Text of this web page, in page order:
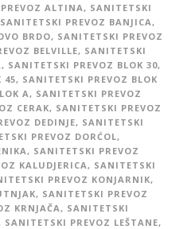
ALTINA, SANITETSKI
SANITETSKI PREVOZ BANJICA,
BRDO, SANITETSKI PREVOZ
BELVILLE, SANITETSKI
, SANITETSKI PREVOZ BLOK 30,
45, SANITETSKI PREVOZ BLOK
A, SANITETSKI PREVOZ
CERAK, SANITETSKI PREVOZ
DEDINJE, SANITETSKI
PREVOZ DORĆOL,
, SANITETSKI PREVOZ
KALUDJERICA, SANITETSKI
PREVOZ KONJARNIK,
, SANITETSKI PREVOZ
KRNJAČA, SANITETSKI
SANITETSKI PREVOZ LEŠTANE,